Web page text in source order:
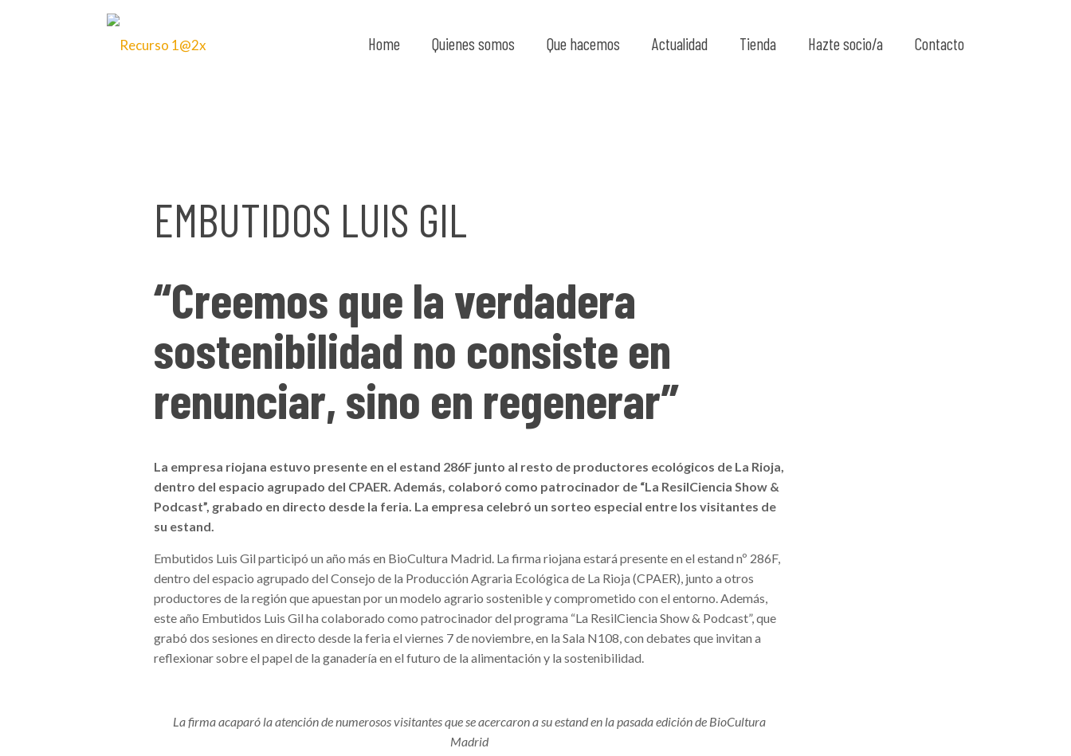
Home Quienes somos Que hacemos Actualidad Tienda Hazte socio/a Contacto
EMBUTIDOS LUIS GIL
“Creemos que la verdadera
sostenibilidad no consiste en
renunciar, sino en regenerar”
La empresa riojana estuvo presente en el estand 286F junto al resto de productores ecológicos de La Rioja,
dentro del espacio agrupado del CPAER. Además, colaboró como patrocinador de “La ResilCiencia Show &
Podcast”, grabado en directo desde la feria. La empresa celebró un sorteo especial entre los visitantes de
su estand.
Embutidos Luis Gil participó un año más en BioCultura Madrid. La firma riojana estará presente en el estand nº 286F,
dentro del espacio agrupado del Consejo de la Producción Agraria Ecológica de La Rioja (CPAER), junto a otros
productores de la región que apuestan por un modelo agrario sostenible y comprometido con el entorno.Además,
este año Embutidos Luis Gil ha colaborado como patrocinador del programa “La ResilCiencia Show & Podcast”, que
grabó dos sesiones en directo desde la feria el viernes 7 de noviembre, en la Sala N108, con debates que invitan a
reflexionar sobre el papel de la ganadería en el futuro de la alimentación y la sostenibilidad.
La firma acaparó la atención de numerosos visitantes que se acercaron a su estand en la pasada edición de BioCultura
Madrid